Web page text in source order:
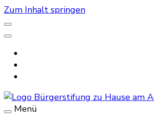
Zum Inhalt springen
Menü